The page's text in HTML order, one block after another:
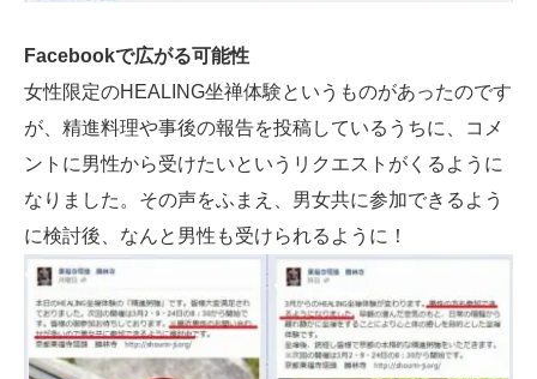
Facebookで広がる可能性
女性限定のHEALING坐禅体験というものがあったのです
が、精進料理や事後の報告を投稿しているうちに、コメ
ントに男性から受けたいというリクエストがくるように
なりました。その声をふまえ、男女共に参加できるよう
に検討後、なんと男性も受けられるように！